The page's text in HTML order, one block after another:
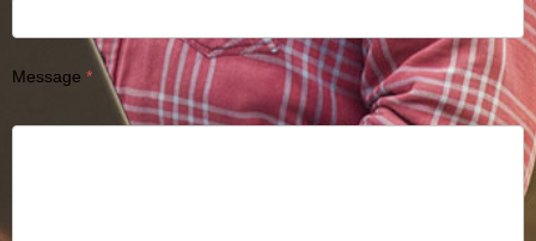
Message